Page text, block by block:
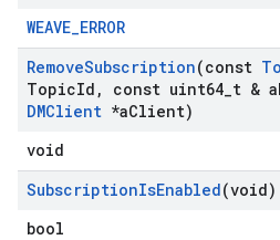
WEAVE_ERROR
RemoveSubscription(const
TopicId , const uint64 t & a
DMClient *aClient)
void
SubscriptionIsEnabled(void)
bool